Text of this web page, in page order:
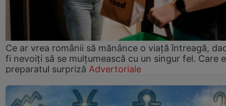
Ce ar vrea românii să mănânce o viață întreagă,
fi nevoiți să se mulțumească cu un singur fel. Care e
preparatul surpriză Advertoriale